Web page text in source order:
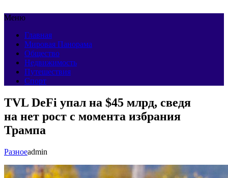
Меню
Главная
Мировая Панорама
Общество
Недвижимость
Путешествия
Спорт
TVL DeFi упал на $45 млрд, сведя
на нет рост с момента избрания
Трампа
Разноеadmin